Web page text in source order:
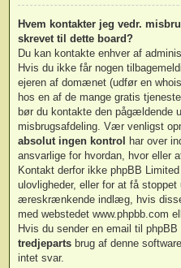
Hvem kontakter jeg vedr.
skrevet til dette board?
Du kan kontakte enhver af
Hvis du ikke får nogen
ejeren af domænet (udfør en
hos en af de mange gratis
bør du kontakte den pågældende
misbrugsafdeling. Vær venligst
absolut ingen kontrol
har over
ansvarlige for hvordan, hvor eller
Kontakt derfor ikke phpBB
ulovligheder, eller for at få stoppet
æreskrænkende indlæg, hvis
med webstedet www.phpbb.com
Hvis du sender en email til phpBB
tredjeparts brug af denne
intet svar.